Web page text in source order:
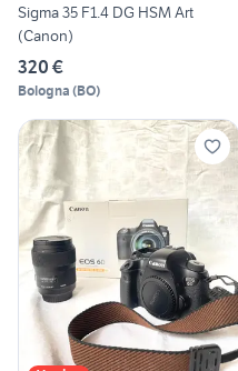
Sigma 35 F1.4 DG HSM Art
(Canon)
320 €
Bologna (BO)